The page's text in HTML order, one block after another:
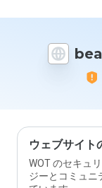
ウェブサイト
WOT のセキュ
ジーとコミュニ
イト
価し
ます
か？